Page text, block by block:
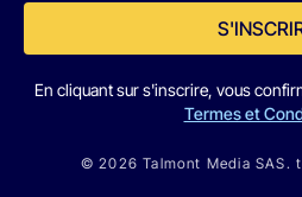
En cliquant sur s'inscrire, vous
Termes et
© 2026 Talmont Media SAS.